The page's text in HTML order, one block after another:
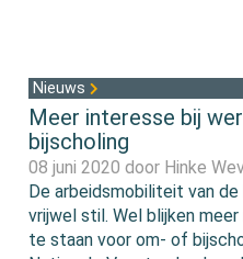
Nieuws
Meer interesse bij
bijscholing
08 juni 2020 door Hinke
De arbeidsmobiliteit van
vrijwel stil. Wel blijken
te staan voor om- of